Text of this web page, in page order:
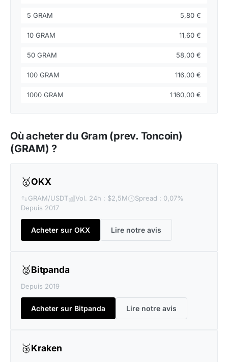
5 GRAM 5,80 €
10 GRAM 11,60 €
50 GRAM 58,00 €
100 GRAM 116,00 €
1000 GRAM 1 160,00 €
Où acheter du Gram (prev. Toncoin)
(GRAM) ?
🥇OKX
GRAM/USDT Vol. 24h : $2,5M
Spread : 0,07%
Depuis 2017
Acheter sur OKX Lire notre avis
🥈Bitpanda
Depuis 2019
Acheter sur Bitpanda Lire notre avis
🥉Kraken